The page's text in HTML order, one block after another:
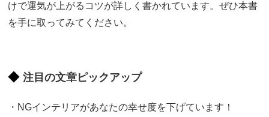
けで運気が上がるコツが詳しく書かれています。ぜひ本書
を手に取ってみてください。
注目の文章ピックアップ
・NGインテリアがあなたの幸せ度を下げています！